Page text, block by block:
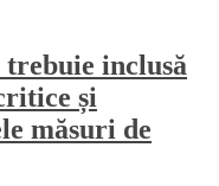
inclusă
și
măsuri de